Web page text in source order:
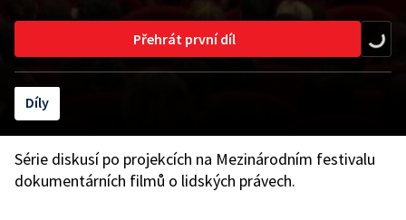
Přehrát první díl
Díly
Série diskusí po projekcích na Mezinárodním festivalu
dokumentárních filmů o lidských právech.